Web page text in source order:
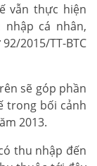
vẫn thực hiện
cá nhân,
2015/TT-BTC
sẽ góp phần
trong bối cảnh
2013.
thu nhập đến